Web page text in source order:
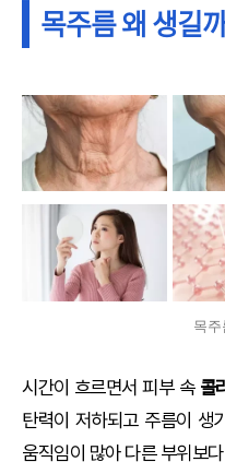
목주름 왜 생길
목
시간이 흐르면서 피부 속 콜
탄력이 저하되고 주름이 생
움직임이 많아 다른 부위보